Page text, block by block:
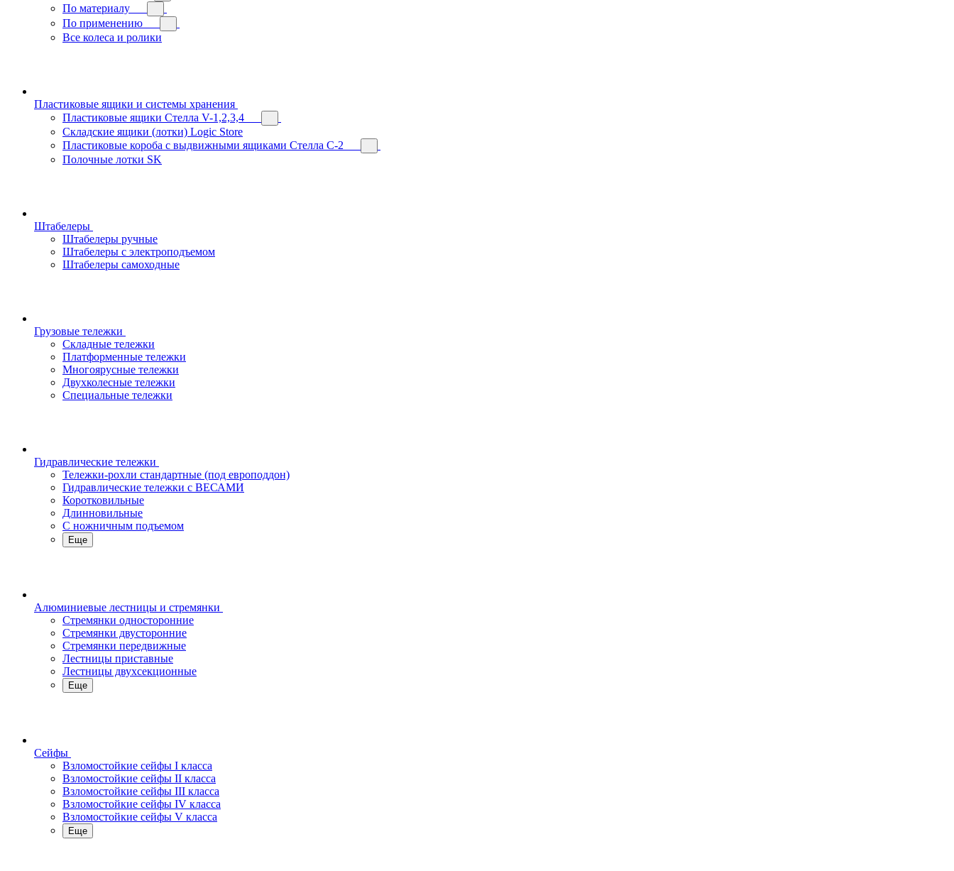
По материалу
По применению
Все колеса и ролики
Пластиковые ящики и системы хранения
Пластиковые ящики Стелла V-1,2,3,4
Складские ящики (лотки) Logiс Store
Пластиковые короба с выдвижными ящиками Стелла С-2
Полочные лотки SK
Штабелеры
Штабелеры ручные
Штабелеры с электроподъемом
Штабелеры самоходные
Грузовые тележки
Складные тележки
Платформенные тележки
Многоярусные тележки
Двухколесные тележки
Специальные тележки
Гидравлические тележки
Тележки-рохли стандартные (под европоддон)
Гидравлические тележки с ВЕСАМИ
Коротковильные
Длинновильные
С ножничным подъемом
Еще
Алюминиевые лестницы и стремянки
Стремянки односторонние
Стремянки двусторонние
Стремянки передвижные
Лестницы приставные
Лестницы двухсекционные
Еще
Сейфы
Взломостойкие сейфы I класса
Взломостойкие сейфы II класса
Взломостойкие сейфы III класса
Взломостойкие сейфы IV класса
Взломостойкие сейфы V класса
Еще